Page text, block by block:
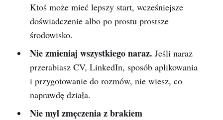
Ktoś może mieć lepszy start, wcześniejsze
doświadczenie albo po prostu prostsze
środowisko.
Nie zmieniaj wszystkiego naraz. Jeśli naraz
przerabiasz CV, LinkedIn, sposób aplikowania
i przygotowanie do rozmów, nie wiesz, co
naprawdę działa.
Nie myl zmęczenia z brakiem